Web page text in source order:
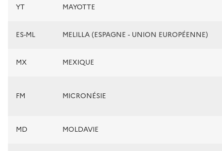
YT MAYOTTE
ES-ML MELILLA (ESPAGNE - UNION EUROPÉENNE)
MX MEXIQUE
FM MICRONÉSIE
MD MOLDAVIE